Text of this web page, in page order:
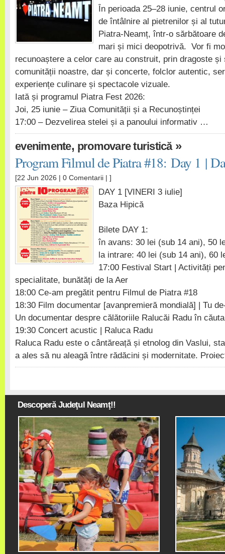
În perioada 25–28 iunie, centrul
de întâlnire al pietrenilor și al
Piatra-Neamț, într-o sărbătoare
mari și mici deopotrivă. Vor fi
recunoaștere a celor care au construit, prin dragoste
comunității noastre, dar și concerte, folclor autentic,
experiențe culinare și spectacole vizuale.
Iată și programul Piatra Fest 2026:
Joi, 25 iunie – Ziua Comunității și a Recunoștinței
17:00 – Dezvelirea stelei și a panoului informativ …
evenimente, promovare turistică»
Program Filmul de Piatra #18: Day 1 |
[22 Jun 2026 | 0 Comentarii | ]
DAY 1 [VINERI 3 iulie]
Baza Hipică
Bilete DAY 1:
în avans: 30 lei (sub 14 ani), 50
la intrare: 40 lei (sub 14 ani), 60
17:00 Festival Start | Activități
specialitate, bunătăți de la Aer
18:00 Ce-am pregătit pentru Filmul de Piatra #18
18:30 Film documentar [avanpremieră mondială] | Tu
Un documentar despre călătoriile Ralucăi Radu în
19:30 Concert acustic | Raluca Radu
Raluca Radu este o cântăreață și etnolog din Vaslui,
a ales să nu aleagă între rădăcini și modernitate.
Descoperă Judeţul Neamţ!!